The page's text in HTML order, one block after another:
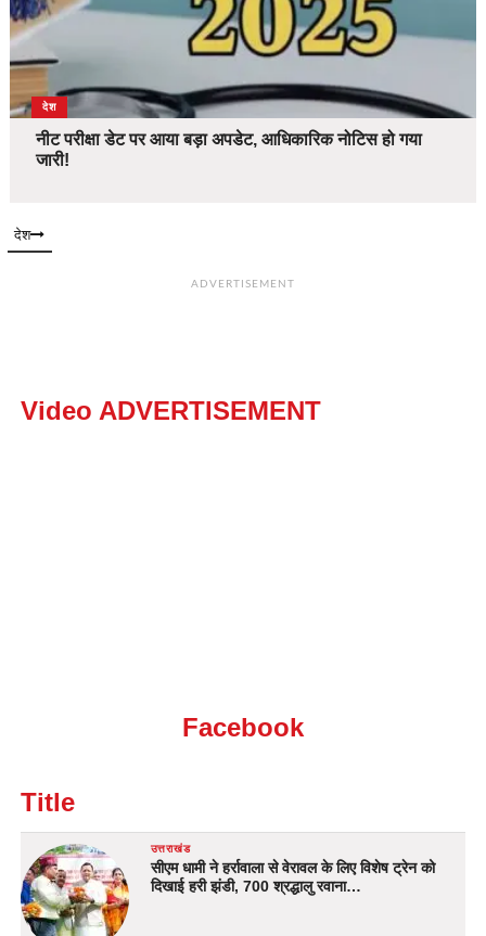
देश
नीट परीक्षा डेट पर आया बड़ा अपडेट, आधिकारिक नोटिस हो गया
जारी!
देश
ADVERTISEMENT
Video ADVERTISEMENT
Facebook
Title
उत्तराखंड
सीएम धामी ने हर्रावाला से वेरावल के लिए विशेष ट्रेन को
दिखाई हरी झंडी, 700 श्रद्धालु रवाना…